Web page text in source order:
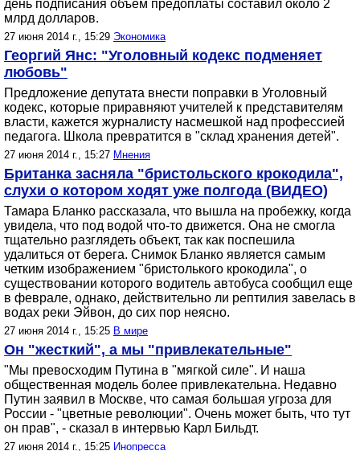
день подписания объем предоплаты составил около 2
млрд долларов.
27 июня 2014 г., 15:29 Экономика
Георгий Янс: "Уголовный кодекс подменяет
любовь"
Предложение депутата внести поправки в Уголовный
кодекс, которые приравняют учителей к представителям
власти, кажется журналисту насмешкой над профессией
педагога. Школа превратится в "склад хранения детей".
27 июня 2014 г., 15:27 Мнения
Британка засняла "бристольского крокодила",
слухи о котором ходят уже полгода (ВИДЕО)
Тамара Бланко рассказала, что вышла на пробежку, когда
увидела, что под водой что-то движется. Она не смогла
тщательно разглядеть объект, так как поспешила
удалиться от берега. Снимок Бланко является самым
четким изображением "бристолького крокодила", о
существовании которого водитель автобуса сообщил еще
в феврале, однако, действительно ли рептилия завелась в
водах реки Эйвон, до сих пор неясно.
27 июня 2014 г., 15:25 В мире
Он "жесткий", а мы "привлекательные"
"Мы превосходим Путина в "мягкой силе". И наша
общественная модель более привлекательна. Недавно
Путин заявил в Москве, что самая большая угроза для
России - "цветные революции". Очень может быть, что тут
он прав", - сказал в интервью Карл Бильдт.
27 июня 2014 г., 15:25 Инопресса